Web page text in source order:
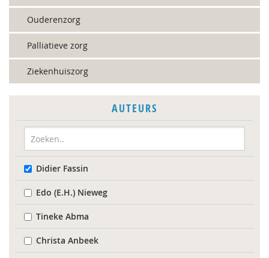
Ouderenzorg
Palliatieve zorg
Ziekenhuiszorg
AUTEURS
Didier Fassin
Edo (E.H.) Nieweg
Tineke Abma
Christa Anbeek